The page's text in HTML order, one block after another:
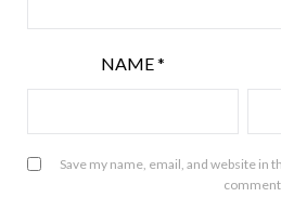
NAME*
Save my name, email, and website in